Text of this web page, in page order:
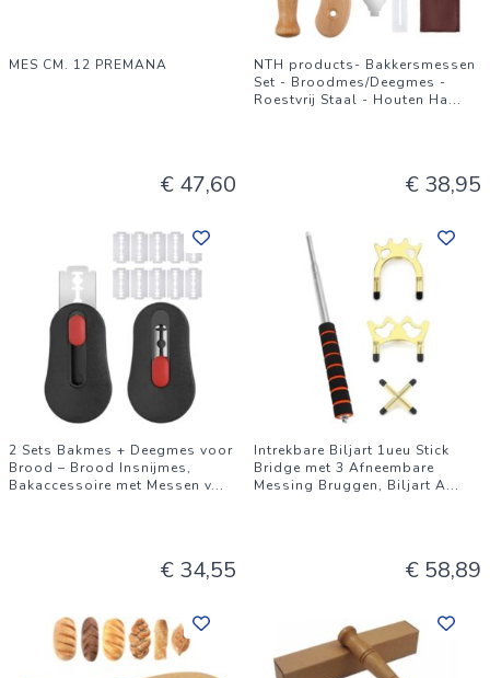
MES CM. 12 PREMANA
€ 47,60
NTH products- Bakkersmessen
Set - Broodmes/Deegmes -
Roestvrij Staal - Houten Ha...
€ 38,95
2 Sets Bakmes + Deegmes voor
Brood – Brood Insnijmes,
Bakaccessoire met Messen v...
€ 34,55
Intrekbare Biljart 1ueu Stick
Bridge met 3 Afneembare
Messing Bruggen, Biljart A...
€ 58,89